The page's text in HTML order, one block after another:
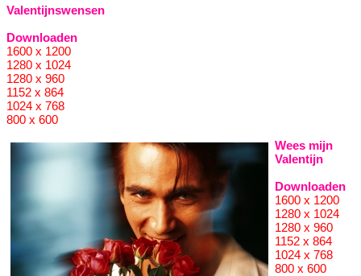
Valentijnswensen
Downloaden
1600 x 1200
1280 x 1024
1280 x 960
1152 x 864
1024 x 768
800 x 600
Wees mijn
Valentijn
Downloaden
1600 x 1200
1280 x 1024
1280 x 960
1152 x 864
1024 x 768
800 x 600